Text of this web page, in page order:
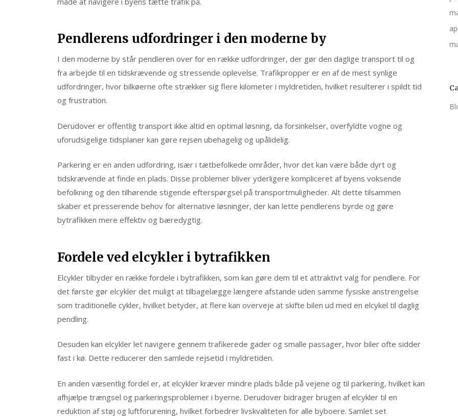
Pendlerens udfordringer i den moderne by
I den moderne by står pendleren over for en række udfordringer, der gør den daglige transport til og
fra arbejde til en tidskrævende og stressende oplevelse. Trafikpropper er en af de mest synlige
udfordringer, hvor bilkøerne ofte strækker sig flere kilometer i myldretiden, hvilket resulterer i spildt tid
og frustration.
Derudover er offentlig transport ikke altid en optimal løsning, da forsinkelser, overfyldte vogne og
uforudsigelige tidsplaner kan gøre rejsen ubehagelig og upålidelig.
Parkering er en anden udfordring, især i tætbefolkede områder, hvor det kan være både dyrt og
tidskrævende at finde en plads. Disse problemer bliver yderligere kompliceret af byens voksende
befolkning og den tilhørende stigende efterspørgsel på transportmuligheder. Alt dette tilsammen
skaber et presserende behov for alternative løsninger, der kan lette pendlerens byrde og gøre
bytrafikken mere effektiv og bæredygtig.
Fordele ved elcykler i bytrafikken
Elcykler tilbyder en række fordele i bytrafikken, som kan gøre dem til et attraktivt valg for pendlere. For
det første gør elcykler det muligt at tilbagelægge længere afstande uden samme fysiske anstrengelse
som traditionelle cykler, hvilket betyder, at flere kan overveje at skifte bilen ud med en elcykel til daglig
pendling.
Desuden kan elcykler let navigere gennem trafikerede gader og smalle passager, hvor biler ofte sidder
fast i kø. Dette reducerer den samlede rejsetid i myldretiden.
En anden væsentlig fordel er, at elcykler kræver mindre plads både på vejene og til parkering, hvilket kan
afhjælpe trængsel og parkeringsproblemer i byerne. Derudover bidrager brugen af elcykler til en
reduktion af støj og luftforurening, hvilket forbedrer livskvaliteten for alle byboere. Samlet set